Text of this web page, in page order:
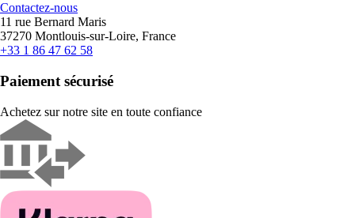
Contactez-nous
11 rue Bernard Maris
37270 Montlouis-sur-Loire, France
+33 1 86 47 62 58
Paiement sécurisé
Achetez sur notre site en toute confiance